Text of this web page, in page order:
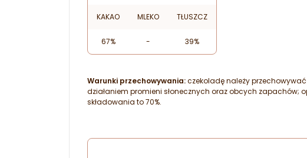
KAKAO MLEKO TŁUSZCZ
67% - 39%
Warunki przechowywania:czekoladę należy
działaniem promieni słonecznych oraz obcych zapachów;
składowania to 70%.